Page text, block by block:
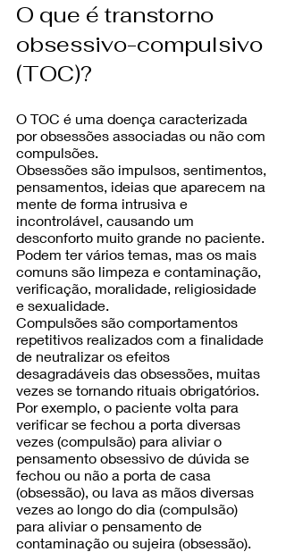
O que é transtorno
obsessivo-compulsivo
(TOC)?
O TOC é uma doença caracterizada
por obsessões associadas ou não com
compulsões.
Obsessões são impulsos, sentimentos,
pensamentos, ideias que aparecem na
mente de forma intrusiva e
incontrolável, causando um
desconforto muito grande no paciente.
Podem ter vários temas, mas os mais
comuns são limpeza e contaminação,
verificação, moralidade, religiosidade
e sexualidade.
Compulsões são comportamentos
repetitivos realizados com a finalidade
de neutralizar os efeitos
desagradáveis das obsessões, muitas
vezes se tornando rituais obrigatórios.
Por exemplo, o paciente volta para
verificar se fechou a porta diversas
vezes (compulsão) para aliviar o
pensamento obsessivo de dúvida se
fechou ou não a porta de casa
(obsessão), ou lava as mãos diversas
vezes ao longo do dia (compulsão)
para aliviar o pensamento de
contaminação ou sujeira (obsessão).